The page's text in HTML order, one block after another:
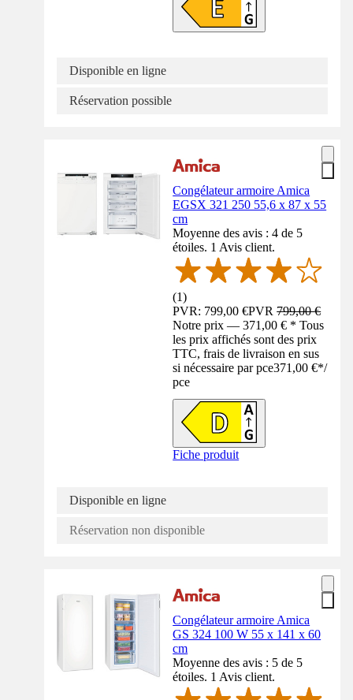
Disponible en ligne
Réservation possible
Congélateur armoire Amica
EGSX 321 250 55,6 x 87 x 55
cm
Moyenne des avis : 4 de 5
étoiles. 1 Avis client.
(1)
PVR: 799,00 €PVR799,00 €
Notre prix — 371,00 € * Tous
les prix affichés sont des prix
TTC, frais de livraison en sus
si nécessaire par pce371,00 €*/
pce
Fiche produit
Disponible en ligne
Réservation non disponible
Congélateur armoire Amica
GS 324 100 W 55 x 141 x 60
cm
Moyenne des avis : 5 de 5
étoiles. 1 Avis client.